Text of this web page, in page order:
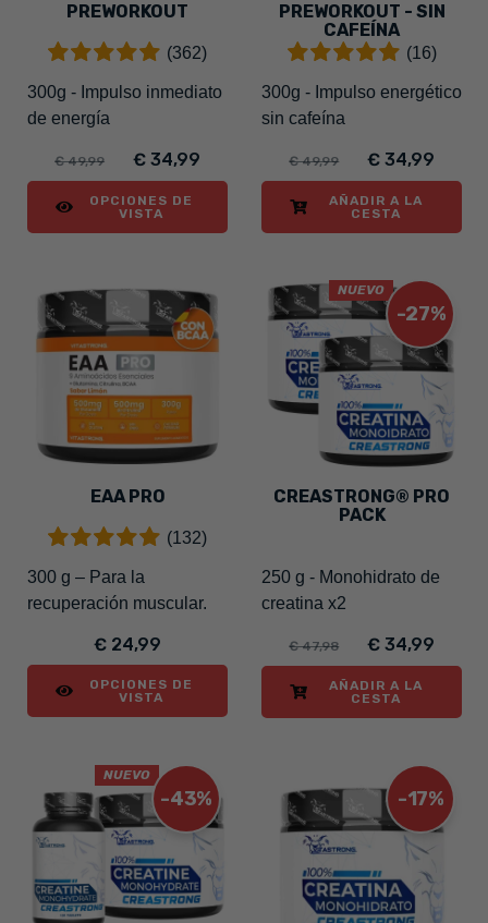
PREWORKOUT
(362)
300g - Impulso inmediato
de energía
€ 49,99 € 34,99
OPCIONES DE
VISTA
PREWORKOUT - SIN
CAFEÍNA
(16)
300g - Impulso energético
sin cafeína
€ 49,99 € 34,99
AÑADIR A LA
CESTA
EAA PRO
(132)
300 g – Para la
recuperación muscular.
€ 24,99
OPCIONES DE
VISTA
-27%
NUEVO
CREASTRONG® PRO
PACK
250 g - Monohidrato de
creatina x2
€ 47,98 € 34,99
AÑADIR A LA
CESTA
-43%
NUEVO
-17%